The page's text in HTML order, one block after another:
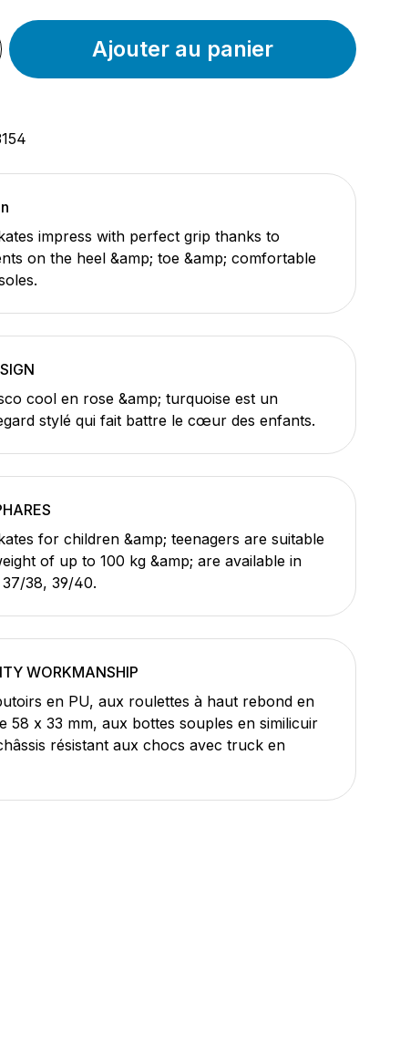
Ajouter au panier
impress with perfect grip thanks to
on the heel &amp; toe &amp; comfortable
cool en rose &amp; turquoise est un
stylé qui fait battre le cœur des enfants.
for children &amp; teenagers are suitable
of up to 100 kg &amp; are available in
38, 39/40.
WORKMANSHIP
en PU, aux roulettes à haut rebond en
58 x 33 mm, aux bottes souples en similicuir
résistant aux chocs avec truck en